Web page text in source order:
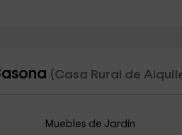
(Casa Rural de
Muebles de Jardín